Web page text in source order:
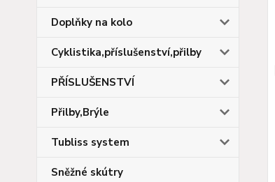
Doplňky na kolo
Cyklistika,příslušenství,přilby
PŘÍSLUŠENSTVÍ
Přilby,Brýle
Tubliss system
Sněžné skútry